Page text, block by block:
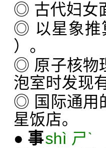
◎ 古代妇女
◎ 以星象推
）。
◎ 原子核物
泡室时发现
◎ 国际通用
星饭店。
● 事shì ㄕˋ